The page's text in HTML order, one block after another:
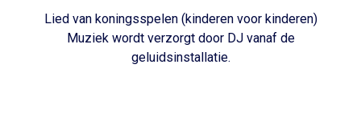
Lied van koningsspelen (kinderen voor kinderen)
Muziek wordt verzorgt door DJ vanaf de
geluidsinstallatie.